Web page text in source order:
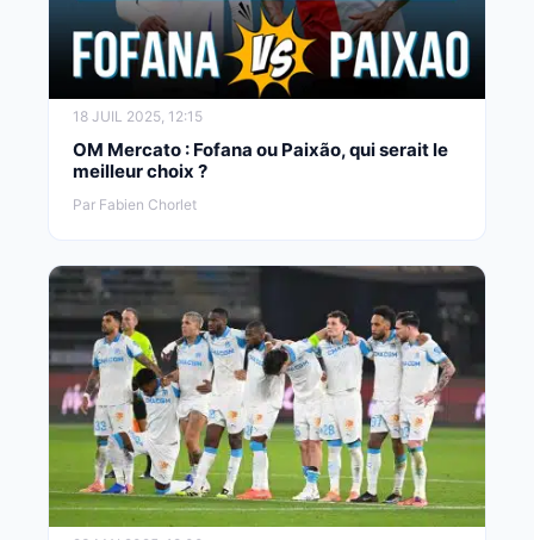
18 JUIL 2025, 12:15
OM Mercato : Fofana ou Paixão, qui serait le
meilleur choix ?
Par Fabien Chorlet